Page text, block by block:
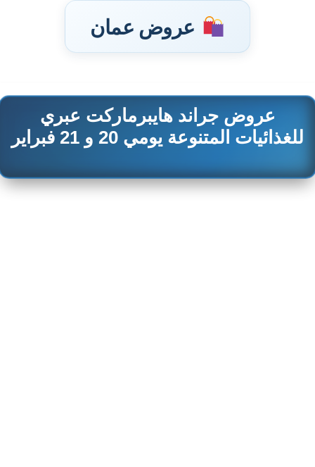
عروض عمان
إلى
المحتوى
عروض جراند هايبرماركت عبري
للغذائيات المتنوعة يومي 20 و 21 فبراير